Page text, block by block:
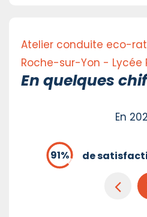
Atelier conduite eco-
Roche-sur-Yon - Lycée
En quelques
En
de